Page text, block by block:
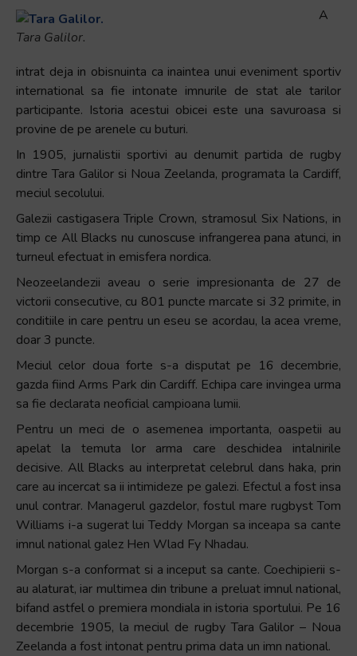
Tara Galilor.
A
intrat deja in obisnuinta ca inaintea unui eveniment sportiv
international sa fie intonate imnurile de stat ale tarilor
participante. Istoria acestui obicei este una savuroasa si
provine de pe arenele cu buturi.
In 1905, jurnalistii sportivi au denumit partida de rugby
dintre Tara Galilor si Noua Zeelanda, programata la Cardiff,
meciul secolului.
Galezii castigasera Triple Crown, stramosul Six Nations, in
timp ce All Blacks nu cunoscuse infrangerea pana atunci, in
turneul efectuat in emisfera nordica.
Neozeelandezii aveau o serie impresionanta de 27 de
victorii consecutive, cu 801 puncte marcate si 32 primite, in
conditiile in care pentru un eseu se acordau, la acea vreme,
doar 3 puncte.
Meciul celor doua forte s-a disputat pe 16 decembrie,
gazda fiind Arms Park din Cardiff. Echipa care invingea urma
sa fie declarata neoficial campioana lumii.
Pentru un meci de o asemenea importanta, oaspetii au
apelat la temuta lor arma care deschidea intalnirile
decisive. All Blacks au interpretat celebrul dans haka, prin
care au incercat sa ii intimideze pe galezi. Efectul a fost insa
unul contrar. Managerul gazdelor, fostul mare rugbyst Tom
Williams i-a sugerat lui Teddy Morgan sa inceapa sa cante
imnul national galez Hen Wlad Fy Nhadau.
Morgan s-a conformat si a inceput sa cante. Coechipierii s-
au alaturat, iar multimea din tribune a preluat imnul national,
bifand astfel o premiera mondiala in istoria sportului. Pe 16
decembrie 1905, la meciul de rugby Tara Galilor – Noua
Zeelanda a fost intonat pentru prima data un imn national.